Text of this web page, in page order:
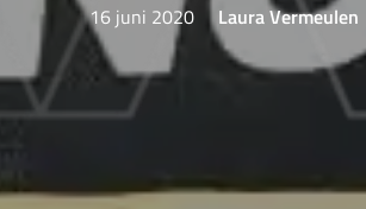
16 juni 2020 Laura Vermeulen